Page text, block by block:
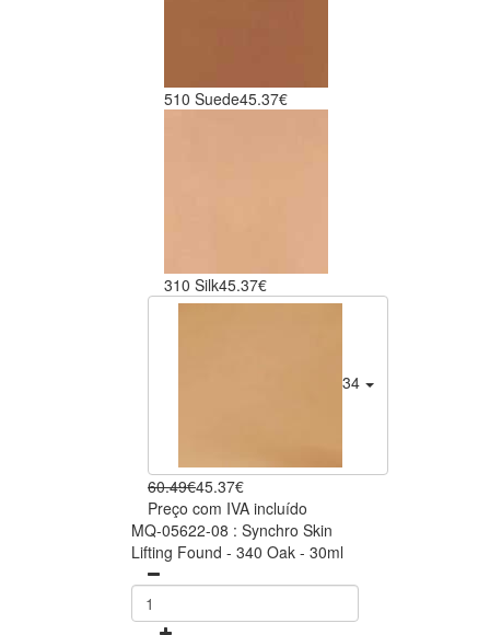
510 Suede45.37€
310 Silk45.37€
340 Oak
60.49€45.37€
Preço com IVA incluído
MQ-05622-08 : Synchro Skin
Lifting Found - 340 Oak - 30ml